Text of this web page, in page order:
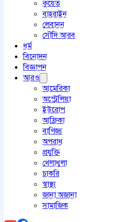
কুয়েত
বাহরাইন
লেবানন
সৌদি আরব
ধর্ম
বিনোদন
বিজ্ঞাপন
আরও
আমেরিকা
অস্ট্রেলিয়া
ইউরোপ
আফ্রিকা
বাণিজ্য
অপরাধ
প্রযুক্তি
খেলাধুলা
চাকরি
স্বাস্থ্য
জানা অজানা
সামাজিক